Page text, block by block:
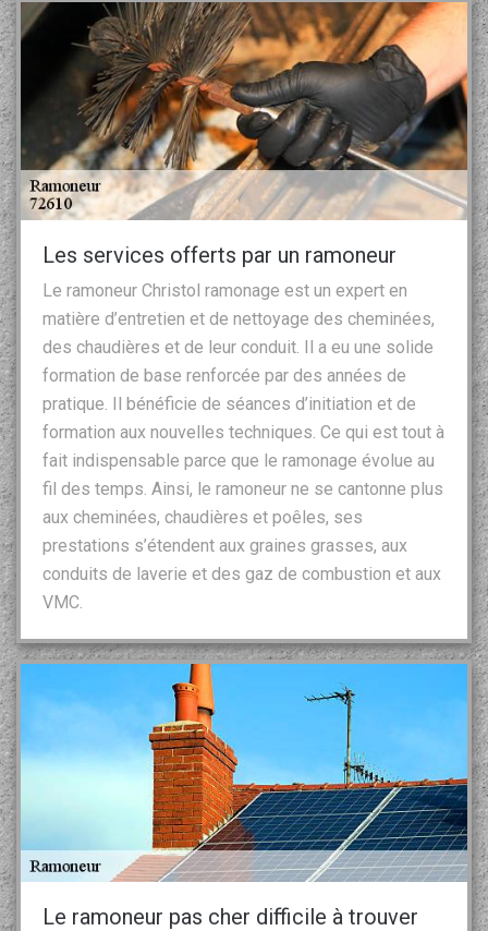
Les services offerts par un ramoneur
Le ramoneur Christol ramonage est un expert en
matière d’entretien et de nettoyage des cheminées,
des chaudières et de leur conduit. Il a eu une solide
formation de base renforcée par des années de
pratique. Il bénéficie de séances d’initiation et de
formation aux nouvelles techniques. Ce qui est tout à
fait indispensable parce que le ramonage évolue au
fil des temps. Ainsi, le ramoneur ne se cantonne plus
aux cheminées, chaudières et poêles, ses
prestations s’étendent aux graines grasses, aux
conduits de laverie et des gaz de combustion et aux
VMC.
Le ramoneur pas cher difficile à trouver